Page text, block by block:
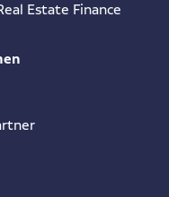
Estate Finance